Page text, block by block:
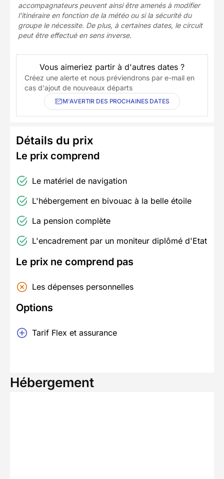
accompagnateurs peuvent ainsi être amenés à modifier
l’itinéraire en fonction de la météo ou si la sécurité du
groupe le nécessite. De plus, à certaines dates, le circuit
peut être effectué en sens inverse.
Vous aimeriez partir à d'autres dates ?
Créez une alerte et nous préviendrons par e-mail en
cas d'ajout de nouveaux départs
M'AVERTIR DES PROCHAINES DATES
Détails du prix
Le prix comprend
Le matériel de navigation
L'hébergement en bivouac à la belle étoile
La pension complète
L'encadrement par un moniteur diplômé d'Etat
Le prix ne comprend pas
Les dépenses personnelles
Options
Tarif Flex et assurance
Hébergement